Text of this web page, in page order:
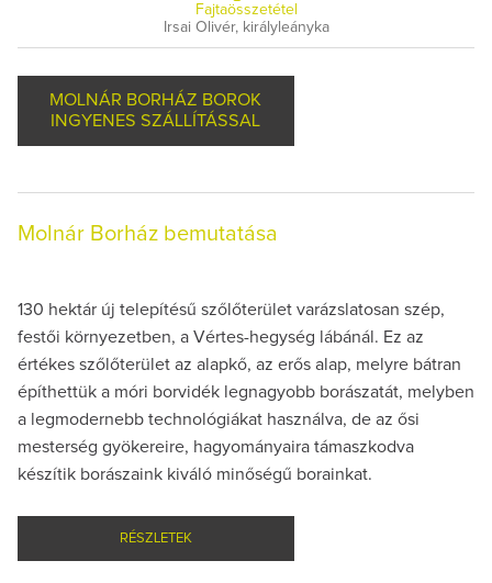
Fajtaösszetétel
Irsai Olivér, királyleányka
MOLNÁR BORHÁZ BOROK
INGYENES SZÁLLÍTÁSSAL
Molnár Borház bemutatása
130 hektár új telepítésű szőlőterület varázslatosan szép,
festői környezetben, a Vértes-hegység lábánál. Ez az
értékes szőlőterület az alapkő, az erős alap, melyre bátran
építhettük a móri borvidék legnagyobb borászatát, melyben
a legmodernebb technológiákat használva, de az ősi
mesterség gyökereire, hagyományaira támaszkodva
készítik borászaink kiváló minőségű borainkat.
RÉSZLETEK